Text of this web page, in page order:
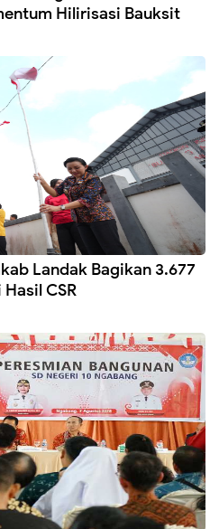
Hilirisasi Bauksit
Landak Bagikan 3.677
CSR